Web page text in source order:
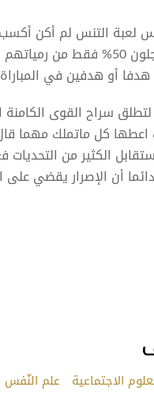
لعبة التنس لم أكن
كرة السلة يسجلون
أو هدفين في
سراح القوى
اعطها كل ماتملك مهما
الكثير من
أن الإصرار يقضي على
الاجتماعية علم النّفس